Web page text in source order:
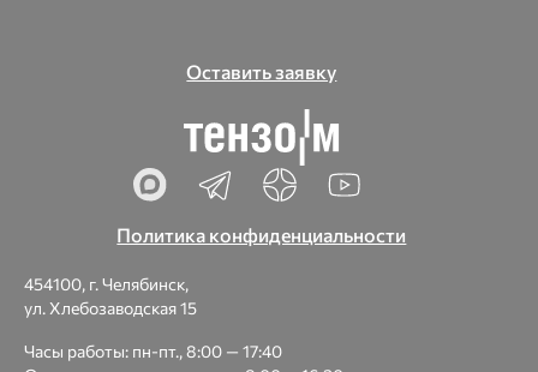
Оставить заявку
Политика конфиденциальности
454100, г. Челябинск,
ул. Хлебозаводская 15
Часы работы: пн-пт., 8:00 — 17:40